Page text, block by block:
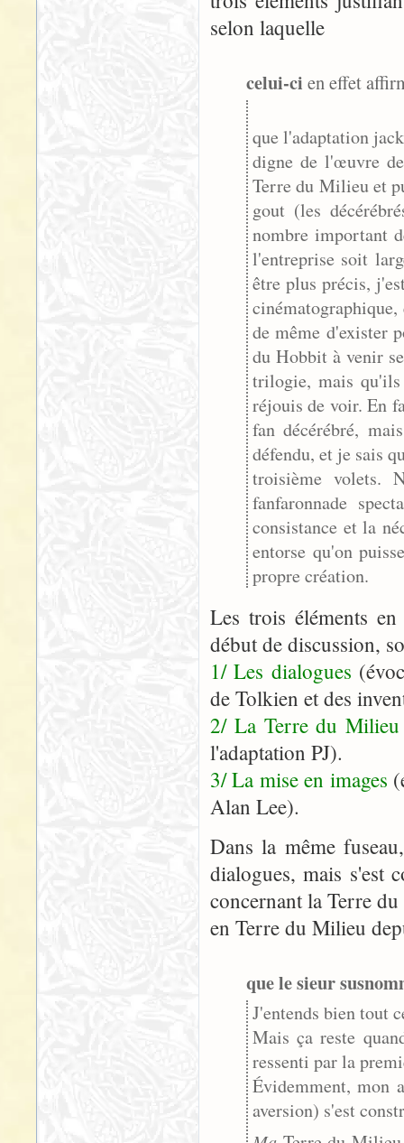
selon laquelle
celui-ci en effet
que l'adaptation
digne de l'œuvre
Terre du Milieu et
gout (les
nombre important
l'entreprise soit
être plus précis,
de même d'exister
du Hobbit à venir
trilogie, mais qu'ils
réjouis de voir. En
fan décérébré,
défendu, et je sais
troisième volets.
fanfaronnade
consistance et la
entorse qu'on
propre création.
Les trois éléments
début de discussion,
1/ Les dialogues
de Tolkien et des
2/ La Terre du Milieu
l'adaptation PJ).
3/ La mise en images
Alan Lee).
Dans la même
dialogues, mais s'est
concernant la Terre
en Terre du Milieu
que le sieur
J'entends bien tout
Mais ça reste
ressenti par la
Évidemment, mon
aversion) s'est